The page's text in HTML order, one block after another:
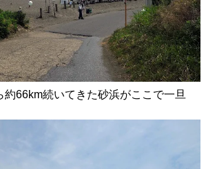
約66km続いてきた砂浜がここで一旦